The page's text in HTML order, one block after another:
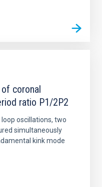
coronal
ratio P1/2P2
oscillations, two
simultaneously
kink mode